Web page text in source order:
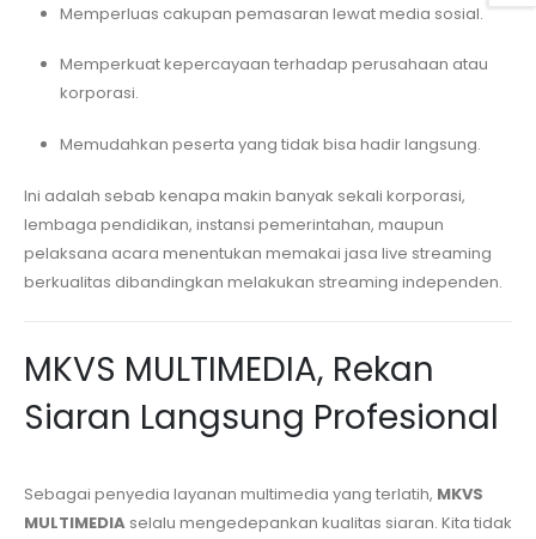
Memperluas cakupan pemasaran lewat media sosial.
Memperkuat kepercayaan terhadap perusahaan atau
korporasi.
Memudahkan peserta yang tidak bisa hadir langsung.
Ini adalah sebab kenapa makin banyak sekali korporasi,
lembaga pendidikan, instansi pemerintahan, maupun
pelaksana acara menentukan memakai jasa live streaming
berkualitas dibandingkan melakukan streaming independen.
MKVS MULTIMEDIA, Rekan
Siaran Langsung Profesional
Sebagai penyedia layanan multimedia yang terlatih, MKVS
MULTIMEDIA selalu mengedepankan kualitas siaran. Kita tidak